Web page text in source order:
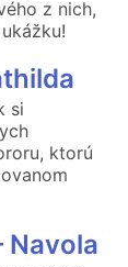
z nich,
si
ktorú
Navola